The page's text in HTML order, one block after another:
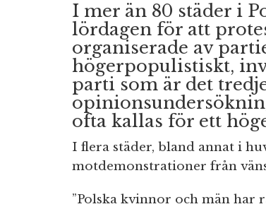
I mer än 80 städer i
lördagen för att
organiserade av
högerpopulistiskt,
parti som är det
ofta kallas för ett
I flera städer, bland annat i
motdemonstrationer från
”Polska kvinnor och män har